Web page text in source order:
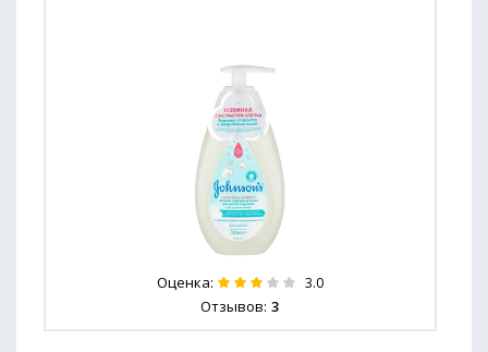
Оценка: 3.0
Отзывов: 3